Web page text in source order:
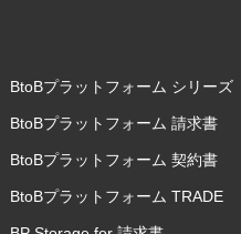
BtoBプラットフォーム シリーズ
BtoBプラットフォーム 請求書
BtoBプラットフォーム 契約書
BtoBプラットフォーム TRADE